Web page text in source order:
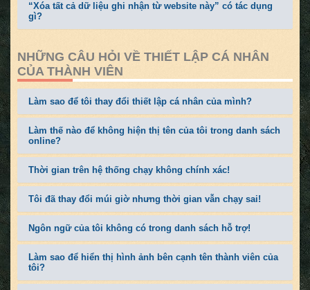
“Xóa tất cả dữ liệu ghi nhận từ website này” có tác dụng
gì?
NHỮNG CÂU HỎI VỀ THIẾT LẬP CÁ NHÂN
CỦA THÀNH VIÊN
Làm sao để tôi thay đổi thiết lập cá nhân của mình?
Làm thế nào để không hiện thị tên của tôi trong danh sách
online?
Thời gian trên hệ thống chạy không chính xác!
Tôi đã thay đổi múi giờ nhưng thời gian vẫn chạy sai!
Ngôn ngữ của tôi không có trong danh sách hỗ trợ!
Làm sao để hiển thị hình ảnh bên cạnh tên thành viên của
tôi?